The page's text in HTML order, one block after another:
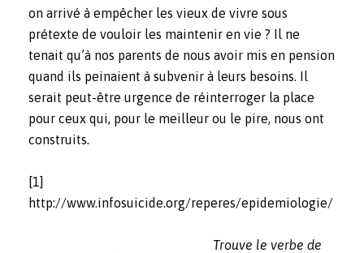
on arrivé à empêcher les vieux de vivre sous
prétexte de vouloir les maintenir en vie ? Il ne
tenait qu’à nos parents de nous avoir mis en pension
quand ils peinaient à subvenir à leurs besoins. Il
serait peut-être urgence de réinterroger la place
pour ceux qui, pour le meilleur ou le pire, nous ont
construits.
[1]
http://www.infosuicide.org/reperes/epidemiologie/
Trouve le verbe de